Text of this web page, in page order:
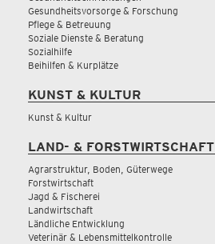
Gesundheitsvorsorge & Forschung
Pflege & Betreuung
Soziale Dienste & Beratung
Sozialhilfe
Beihilfen & Kurplätze
KUNST & KULTUR
Kunst & Kultur
LAND- & FORSTWIRTSCHAFT
Agrarstruktur, Boden, Güterwege
Forstwirtschaft
Jagd & Fischerei
Landwirtschaft
Ländliche Entwicklung
Veterinär & Lebensmittelkontrolle